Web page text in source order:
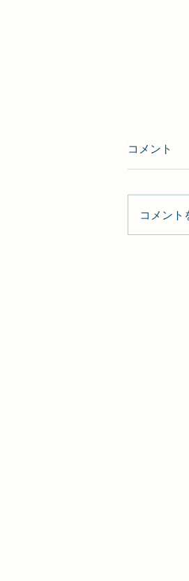
コメント
コメン